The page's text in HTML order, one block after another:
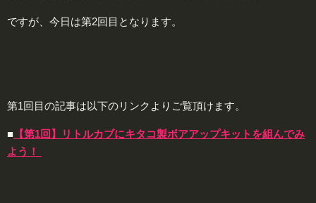
ですが、今日は第2回目となります。
第1回目の記事は以下のリンクよりご覧頂けます。
■ 【第1回】リトルカブにキタコ製ボアアップキットを組んでみ
よう！